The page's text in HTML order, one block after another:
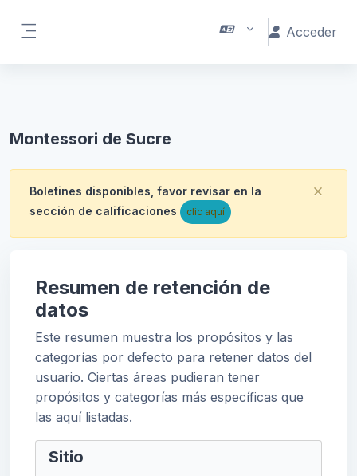
Acceder
Montessori de Sucre
Boletines disponibles, favor revisar en la
sección de calificaciones
clic aquí
Resumen de retención de
datos
Este resumen muestra los propósitos y las
categorías por defecto para retener datos del
usuario. Ciertas áreas pudieran tener
propósitos y categorías más específicas que
las aquí listadas.
Sitio